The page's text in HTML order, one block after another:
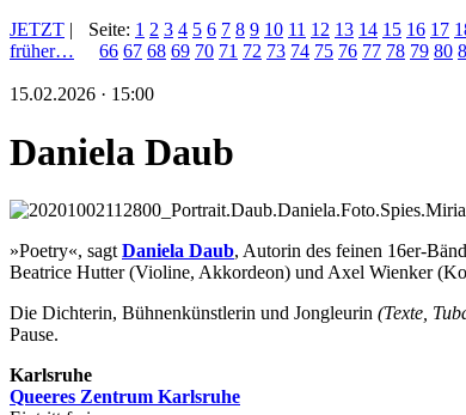
JETZT |
früher…
Seite: 1 2 3 4 5 6 7 8 9 10 11 12 13 14 15 16 17
66 67 68 69 70 71 72 73 74 75 76 77 78 79 80
15.02.2026 · 15:00
Daniela Daub
»Poetry«, sagtDaniela Daub, Autorin des feinen 16er-
Beatrice Hutter (Violine, Akkordeon) und Axel Wienker
Die Dichterin, Bühnenkünstlerin und Jongleurin (Texte,
Pause.
Karlsruhe
Queeres Zentrum Karlsruhe